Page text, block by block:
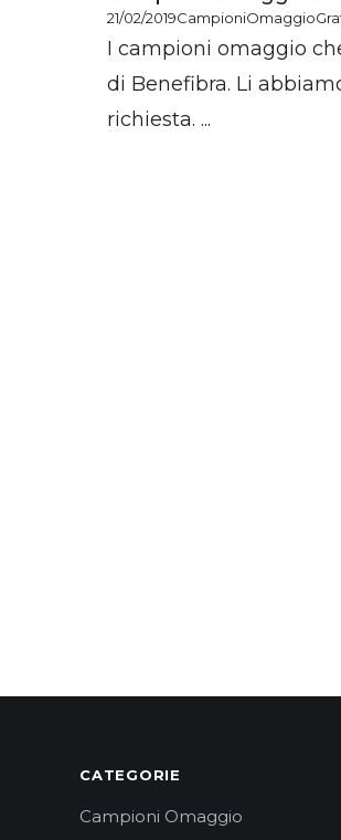
21/02/2019
I campioni omaggio
di Benefibra. Li
richiesta. ...
CATEGORIE
Campioni Omaggio